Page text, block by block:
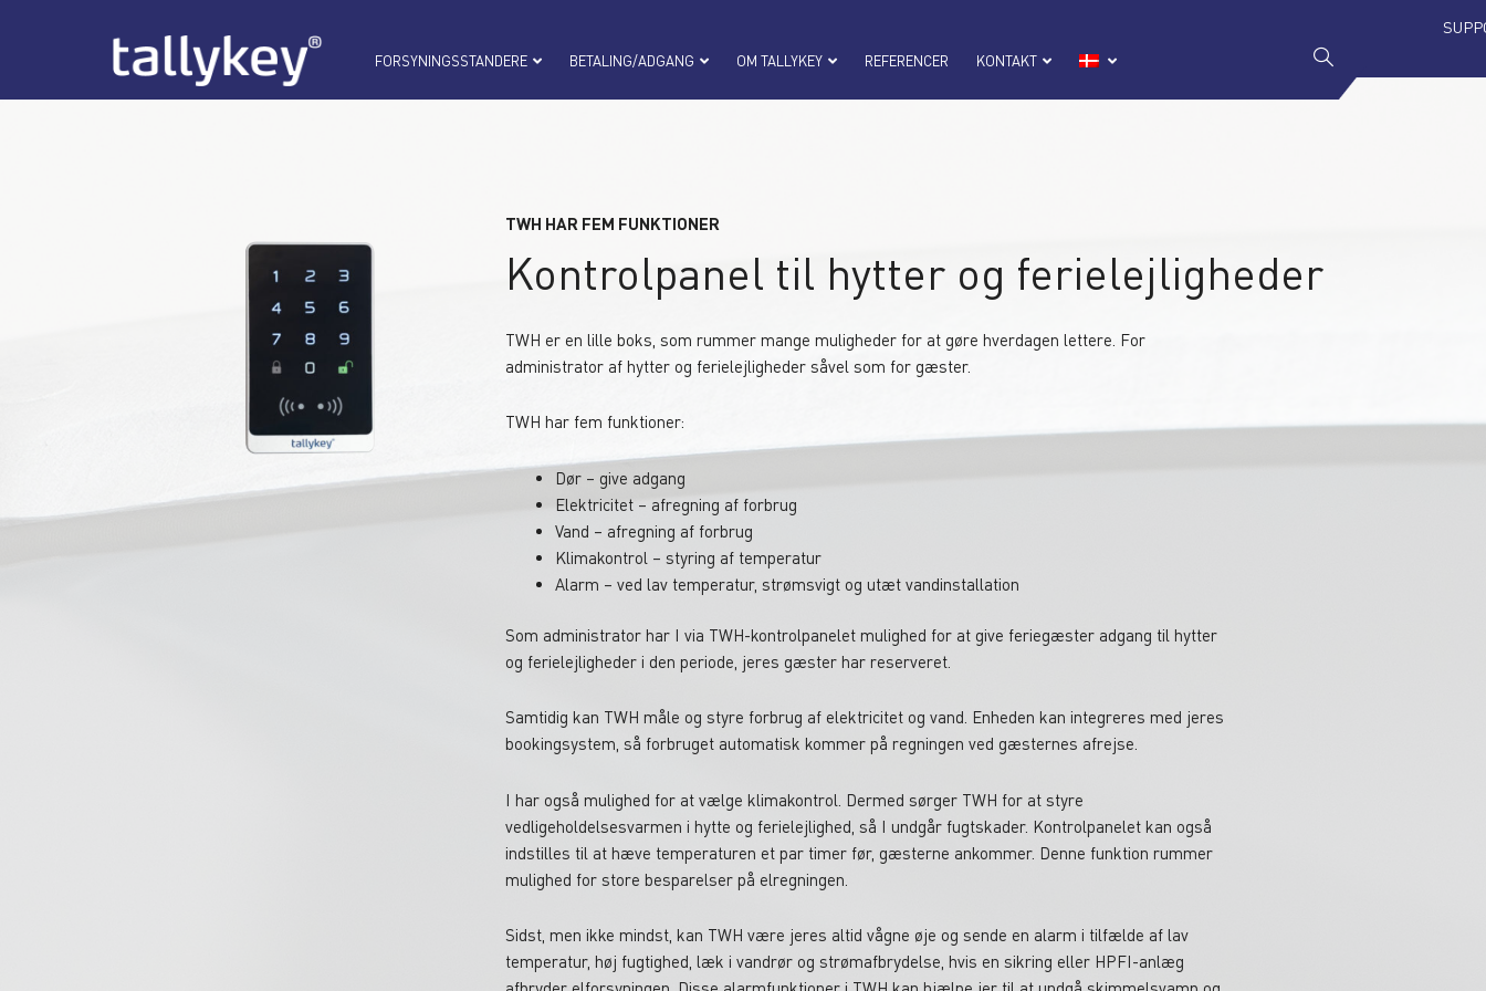
FORSYNINGSSTANDERE BETALING/ADGANG OM TALLYKEY REFERENCER KONTAKT
TWH HAR FEM FUNKTIONER
Kontrolpanel til hytter og ferielejligheder
TWH er en lille boks, som rummer mange muligheder for at gøre hverdagen lettere. For
administrator af hytter og ferielejligheder såvel som for gæster.
TWH har fem funktioner:
Dør – give adgang
Elektricitet – afregning af forbrug
Vand – afregning af forbrug
Klimakontrol – styring af temperatur
Alarm – ved lav temperatur, strømsvigt og utæt vandinstallation
Som administrator har I via TWH-kontrolpanelet mulighed for at give feriegæster adgang til hytter
og ferielejligheder i den periode, jeres gæster har reserveret.
Samtidig kan TWH måle og styre forbrug af elektricitet og vand. Enheden kan integreres med jeres
bookingsystem, så forbruget automatisk kommer på regningen ved gæsternes afrejse.
I har også mulighed for at vælge klimakontrol. Dermed sørger TWH for at styre
vedligeholdelsesvarmen i hytte og ferielejlighed, så I undgår fugtskader. Kontrolpanelet kan også
indstilles til at hæve temperaturen et par timer før, gæsterne ankommer. Denne funktion rummer
mulighed for store besparelser på elregningen.
Sidst, men ikke mindst, kan TWH være jeres altid vågne øje og sende en alarm i tilfælde af lav
temperatur, høj fugtighed, læk i vandrør og strømafbrydelse, hvis en sikring eller HPFI-anlæg